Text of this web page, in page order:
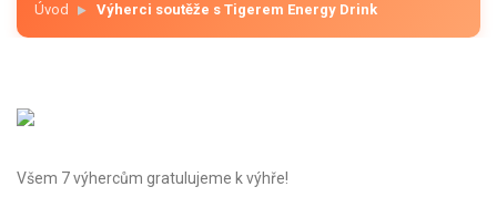
Úvod Výherci soutěže s Tigerem Energy Drink
Všem 7 výhercům gratulujeme k výhře!